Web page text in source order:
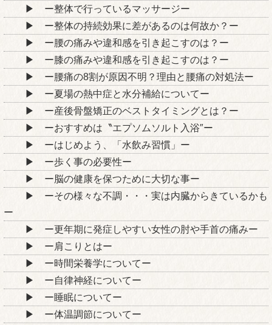
ー整体で行っているマッサージー
ー整体の持続効果に差があるのは何故か？ー
ー腰の痛みや違和感を引き起こすのは？ー
ー膝の痛みや違和感を引き起こすのは？ー
ー腰痛の8割が原因不明？理由と腰痛の対処法ー
ー夏場の熱中症と水分補給についてー
ー産後骨盤矯正のベストタイミングとは？ー
ーおすすめは〝エプソムソルト入浴″ー
ーはじめよう、「水飲み習慣」ー
ー歩く事の必要性ー
ー脳の健康を保つために大切な事ー
ーその様々な不調・・・実は内臓からきているかも
ー
ー更年期に発症しやすい女性の肘や手首の痛みー
ー肩こりとはー
ー時間栄養学についてー
ー自律神経についてー
ー睡眠についてー
ー体温調節についてー